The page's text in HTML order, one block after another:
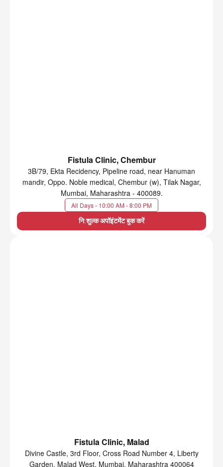
Fistula Clinic, Chembur
3B/79, Ekta Recidency, Pipeline road, near Hanuman
mandir, Oppo. Noble medical, Chembur (w), Tilak Nagar,
Mumbai, Maharashtra - 400089.
All Days - 10:00 AM - 8:00 PM
नि:शुल्क अपॉइंटमेंट बुक करें
Fistula Clinic, Malad
Divine Castle, 3rd Floor, Cross Road Number 4, Liberty
Garden, Malad West, Mumbai, Maharashtra 400064